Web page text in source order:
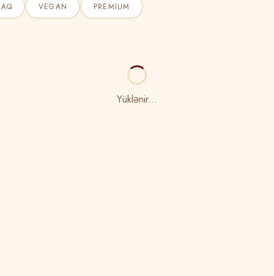
VEGAN PREMIUM
Yüklənir...